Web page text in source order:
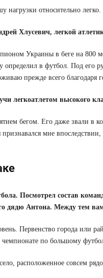
относительно легко.
Хлусевич, легкой
Украины в беге на 800
определил в футбол. Под его
прежде всего благодаря
легкоатлетом высокого
бегом. Его даже звали в
признавался мне
Посмотрел состав
дядю Антона. Между тем
Первенство города или
по большому
расположенное совсем